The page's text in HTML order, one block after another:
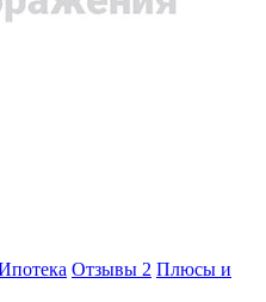
Отзывы 2 Плюсы и